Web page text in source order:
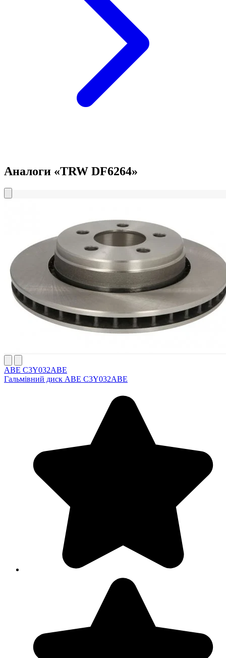
Аналоги «TRW DF6264»
ABE C3Y032ABE
Гальмівний диск ABE C3Y032ABE